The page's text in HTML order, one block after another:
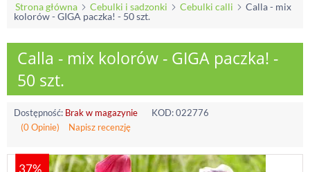
Strona główna Cebulki i sadzonki Cebulki calli
Calla - mix
kolorów - GIGA paczka! - 50 szt.
Calla - mix kolorów - GIGA paczka! -
50 szt.
Dostępność: Brak w magazynie KOD:022776
(0 Opinie)
Napisz recenzję
37%